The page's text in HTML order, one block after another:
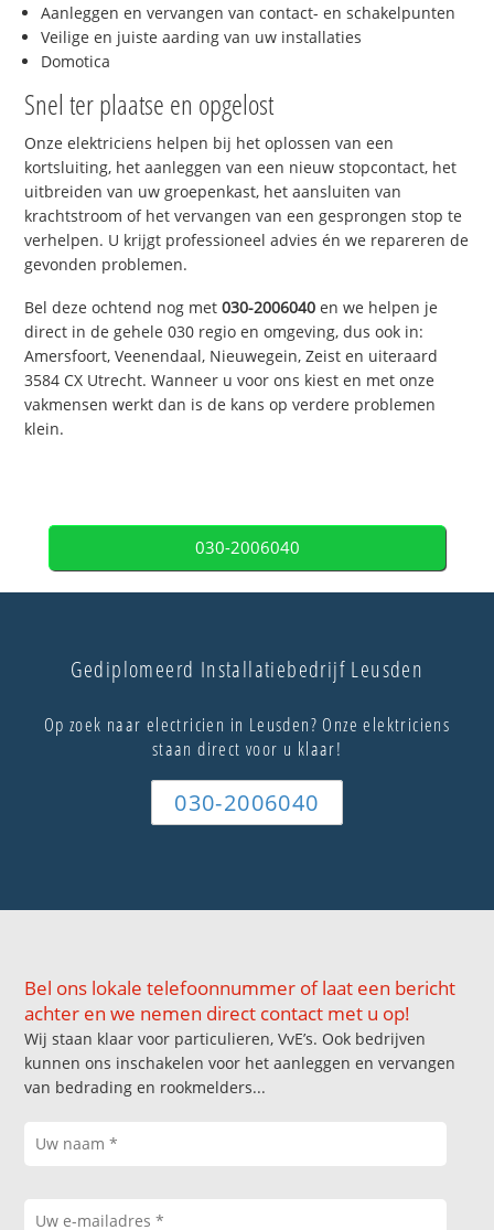
Aanleggen en vervangen van contact- en schakelpunten
Veilige en juiste aarding van uw installaties
Domotica
Snel ter plaatse en opgelost
Onze elektriciens helpen bij het oplossen van een
kortsluiting, het aanleggen van een nieuw stopcontact, het
uitbreiden van uw groepenkast, het aansluiten van
krachtstroom of het vervangen van een gesprongen stop te
verhelpen. U krijgt professioneel advies én we repareren de
gevonden problemen.
Bel deze ochtend nog met030-2006040 en we helpen je
direct in de gehele 030 regio en omgeving, dus ook in:
Amersfoort, Veenendaal, Nieuwegein, Zeist en uiteraard
3584 CX Utrecht. Wanneer u voor ons kiest en met onze
vakmensen werkt dan is de kans op verdere problemen
klein.
030-2006040
Gediplomeerd Installatiebedrijf Leusden
Op zoek naar electricien in Leusden? Onze elektriciens
staan direct voor u klaar!
030-2006040
Bel ons lokale telefoonnummer of laat een bericht
achter en we nemen direct contact met u op!
Wij staan klaar voor particulieren, VvE’s. Ook bedrijven
kunnen ons inschakelen voor het aanleggen en vervangen
van bedrading en rookmelders...